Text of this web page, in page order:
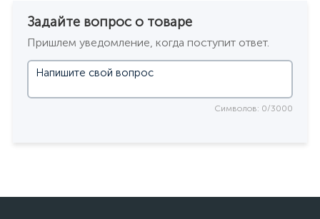
Задайте вопрос о товаре
Пришлем уведомление, когда поступит ответ.
Символов: 0/3000